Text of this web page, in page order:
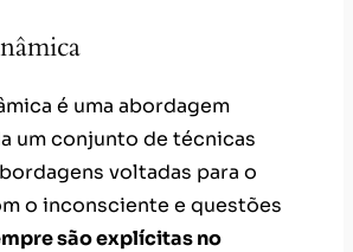
é uma abordagem
um conjunto de técnicas
voltadas para o
o inconsciente e questões
são explícitas no